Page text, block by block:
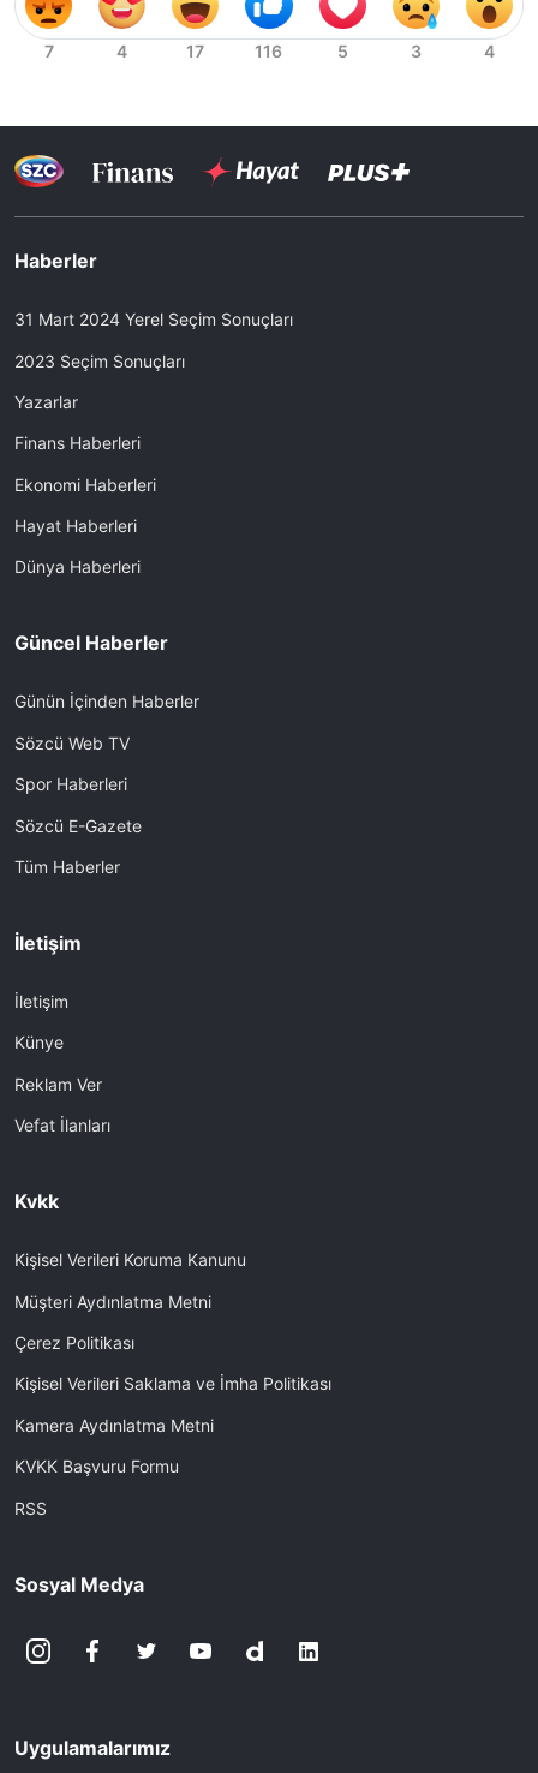
Haberler
31 Mart 2024 Yerel Seçim Sonuçları
2023 Seçim Sonuçları
Yazarlar
Finans Haberleri
Ekonomi Haberleri
Hayat Haberleri
Dünya Haberleri
Güncel Haberler
Günün İçinden Haberler
Sözcü Web TV
Spor Haberleri
Sözcü E-Gazete
Tüm Haberler
İletişim
İletişim
Künye
Reklam Ver
Vefat İlanları
Kvkk
Kişisel Verileri Koruma Kanunu
Müşteri Aydınlatma Metni
Çerez Politikası
Kişisel Verileri Saklama ve İmha Politikası
Kamera Aydınlatma Metni
KVKK Başvuru Formu
RSS
Sosyal Medya
Uygulamalarımız